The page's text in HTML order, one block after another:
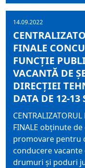
14.09.2022
FINALE
FUNCŢIE
VACANTĂ DE
DIRECŢIEI
DATA DE 12-13
FINALE obţinute
promovare pentru
conducere vacante
drumuri şi poduri